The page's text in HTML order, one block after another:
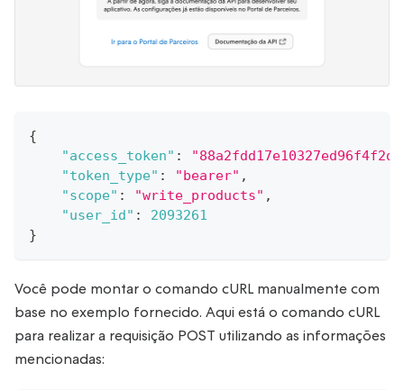
{
"access_token" :
"token_type" : "bearer" ,
"scope" : "write_products" ,
"user_id" :
2093261
}
Você pode montar o comando cURL manualmente com
base no exemplo fornecido. Aqui está o comando cURL
para realizar a requisição POST utilizando as informações
mencionadas: